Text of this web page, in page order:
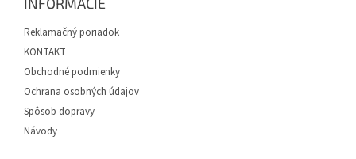
Reklamačný poriadok
KONTAKT
Obchodné podmienky
Ochrana osobných údajov
Spôsob dopravy
Návody